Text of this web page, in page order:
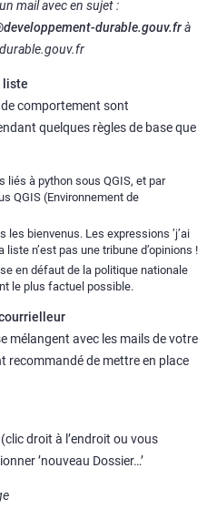
mail avec en sujet :
durable.gouv.frà
liste
comportement sont
quelques règles de base que
liés à python sous QGIS, et par
QGIS (Environnement de
bienvenus. Les expressions ’j’ai
liste n’est pas une tribune d’opinions !
en défaut de la politique nationale
le plus factuel possible.
mélangent avec les mails de votre
recommandé de mettre en place
droit à l’endroit ou vous
’nouveau Dossier…’